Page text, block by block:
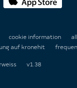
cookie information
auf kronehit
v1.38